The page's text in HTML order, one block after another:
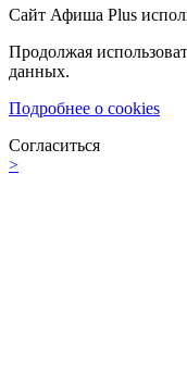
Сайт Афиша Plus
Продолжая
данных.
Подробнее о cookies
Согласиться
>